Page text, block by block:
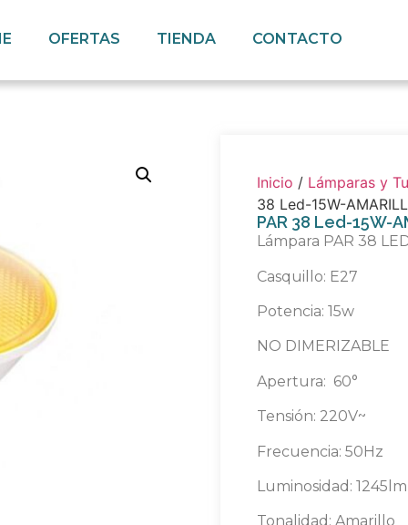
OFERTAS TIENDA CONTACTO
Inicio / Lámparas y
38 Led-15W-
PAR 38 Led-15W-
Lámpara PAR 38
Casquillo: E27
Potencia: 15w
NO DIMERIZABLE
Apertura: 60°
Tensión: 220V~
Frecuencia: 50Hz
Luminosidad: 1245lm
Tonalidad: Amarillo